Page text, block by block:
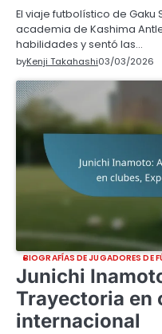
El viaje futbolístico de
academia de Kashima
habilidades y sentó las…
byKenji Takahashi03/03/2026
BIOGRAFÍAS DE JUGADORES DE
Junichi
Trayectoria en
internacional